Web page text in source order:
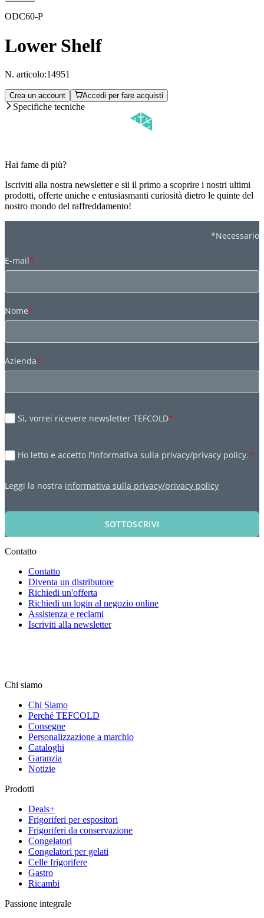
ODC60-P
Lower Shelf
N. articolo:14951
Crea un account Accedi per fare acquisti
Specifiche tecniche
Hai fame di più?
Iscriviti alla nostra newsletter e sii il primo a scoprire i nostri ultimi
prodotti, offerte uniche e entusiasmanti curiosità dietro le quinte del
nostro mondo del raffreddamento!
*Necessario
E-mail*
Nome*
Azienda*
Sì, vorrei ricevere newsletter TEFCOLD*
Ho letto e accetto l'informativa sulla privacy/privacy policy.*
Leggi la nostra informativa sulla privacy/privacy policy
SOTTOSCRIVI
Contatto
Contatto
Diventa un distributore
Richiedi un'offerta
Richiedi un login al negozio online
Assistenza e reclami
Iscriviti alla newsletter
Chi siamo
Chi Siamo
Perché TEFCOLD
Consegne
Personalizzazione a marchio
Cataloghi
Garanzia
Notizie
Prodotti
Deals+
Frigoriferi per espositori
Frigoriferi da conservazione
Congelatori
Congelatori per gelati
Celle frigorifere
Gastro
Ricambi
Passione integrale